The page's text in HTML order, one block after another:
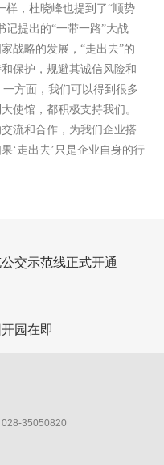
样，杜晓峰也提到了“顺势
记提出的“一带一路”大战
战略的发展，“走出去”的
保护，规避其诚信风险和
一方面，我们可以得到很多
使馆，都积极支持我们。
流和合作，为我们企业搭
‘走出去’只是企业自身的行
交示范线正式开通
园在即
35050820